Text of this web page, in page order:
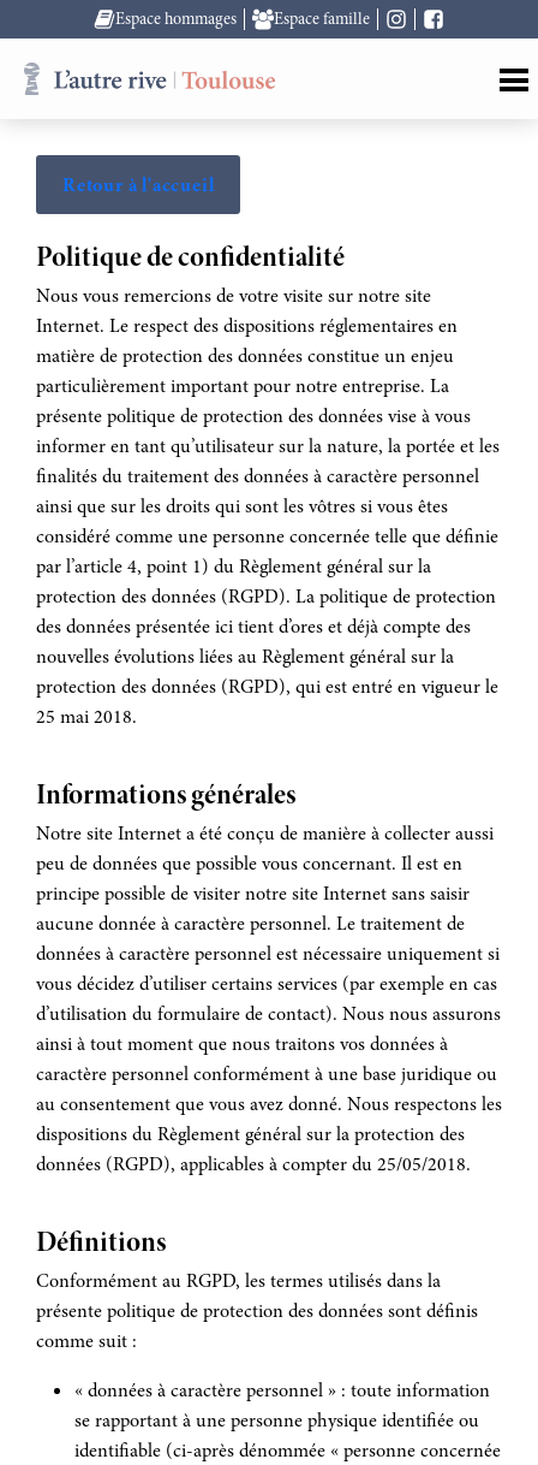
Espace hommages Espace famille
Retour à l'accueil
Politique de confidentialité
Nous vous remercions de votre visite sur notre site
Internet. Le respect des dispositions réglementaires en
matière de protection des données constitue un enjeu
particulièrement important pour notre entreprise. La
présente politique de protection des données vise à vous
informer en tant qu’utilisateur sur la nature, la portée et les
finalités du traitement des données à caractère personnel
ainsi que sur les droits qui sont les vôtres si vous êtes
considéré comme une personne concernée telle que définie
par l’article 4, point 1) du Règlement général sur la
protection des données (RGPD). La politique de protection
des données présentée ici tient d’ores et déjà compte des
nouvelles évolutions liées au Règlement général sur la
protection des données (RGPD), qui est entré en vigueur le
25 mai 2018.
Informations générales
Notre site Internet a été conçu de manière à collecter aussi
peu de données que possible vous concernant. Il est en
principe possible de visiter notre site Internet sans saisir
aucune donnée à caractère personnel. Le traitement de
données à caractère personnel est nécessaire uniquement si
vous décidez d’utiliser certains services (par exemple en cas
d’utilisation du formulaire de contact). Nous nous assurons
ainsi à tout moment que nous traitons vos données à
caractère personnel conformément à une base juridique ou
au consentement que vous avez donné. Nous respectons les
dispositions du Règlement général sur la protection des
données (RGPD), applicables à compter du 25/05/2018.
Définitions
Conformément au RGPD, les termes utilisés dans la
présente politique de protection des données sont définis
comme suit :
« données à caractère personnel » : toute information
se rapportant à une personne physique identifiée ou
identifiable (ci-après dénommée « personne concernée